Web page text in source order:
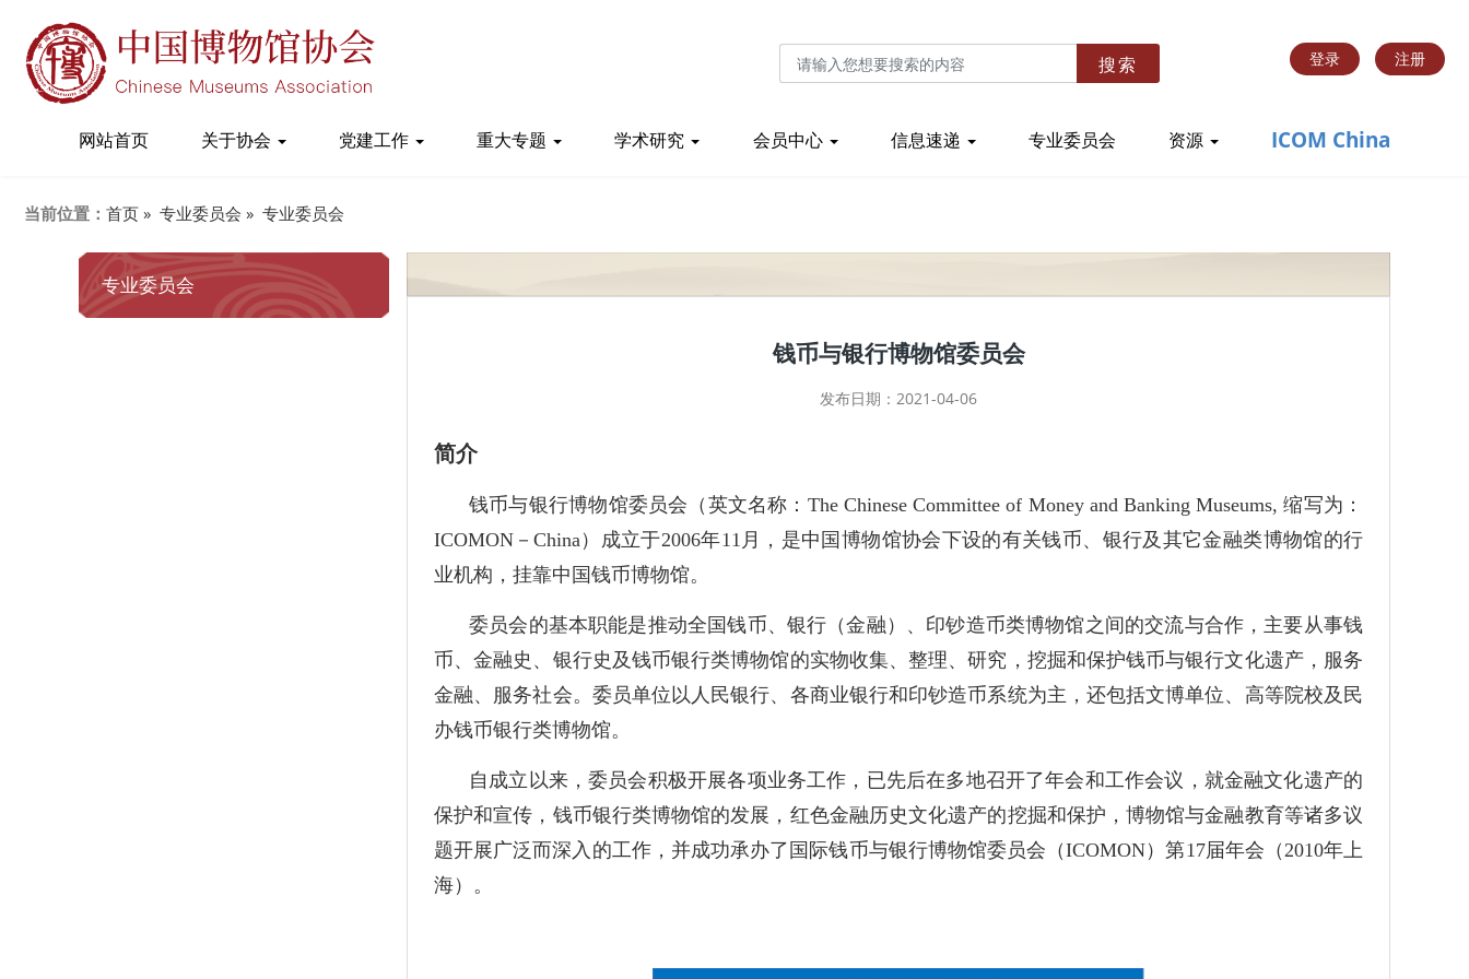
搜索 登录 注册
网站首页 关于协会 党建工作 重大专题 学术研究 会员中心 信息速递 专业委员会 资源 ICOM China
当前位置： 首页 » 专业委员会 » 专业委员会
专业委员会
钱币与银行博物馆委员会
发布日期：2021-04-06
简介
钱币与银行博物馆委员会（英文名称：The Chinese Committee of Money and Banking Museums, 缩写为：
ICOMON－China）成立于2006年11月，是中国博物馆协会下设的有关钱币、银行及其它金融类博物馆的行
业机构，挂靠中国钱币博物馆。
委员会的基本职能是推动全国钱币、银行（金融）、印钞造币类博物馆之间的交流与合作，主要从事钱
币、金融史、银行史及钱币银行类博物馆的实物收集、整理、研究，挖掘和保护钱币与银行文化遗产，服务
金融、服务社会。委员单位以人民银行、各商业银行和印钞造币系统为主，还包括文博单位、高等院校及民
办钱币银行类博物馆。
自成立以来，委员会积极开展各项业务工作，已先后在多地召开了年会和工作会议，就金融文化遗产的
保护和宣传，钱币银行类博物馆的发展，红色金融历史文化遗产的挖掘和保护，博物馆与金融教育等诸多议
题开展广泛而深入的工作，并成功承办了国际钱币与银行博物馆委员会（ICOMON）第17届年会（2010年上
海）。